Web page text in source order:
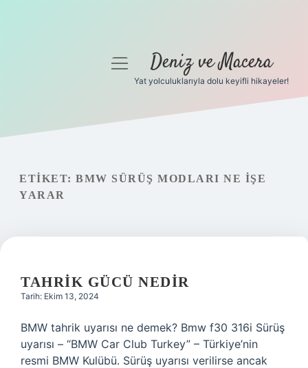
Gizlilik Politikası
Hakkımızda
menüyüDeniz ve Macera
Yat yolculuklarıyla dolu keyifli hikayeler!
ETIKET: BMW SÜRÜŞ MODLARI NE IŞE
YARAR
TAHRIK GÜCÜ NEDIR
Tarih: Ekim 13, 2024
BMW tahrik uyarısı ne demek? Bmw f30 316i Sürüş
uyarısı – “BMW Car Club Turkey” – Türkiye’nin
resmi BMW Kulübü. Sürüş uyarısı verilirse ancak